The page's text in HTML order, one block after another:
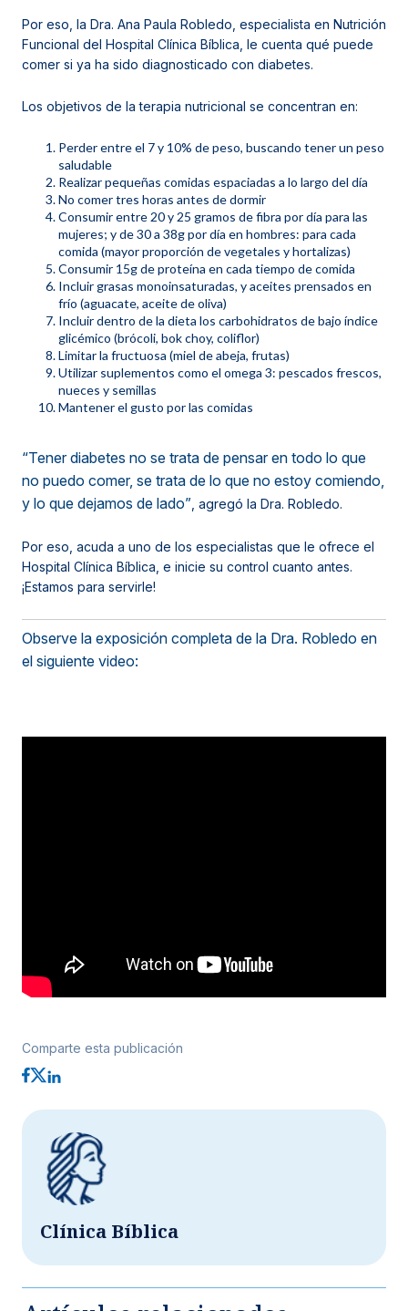
Por eso, la Dra. Ana Paula Robledo, especialista en Nutrición
Funcional del Hospital Clínica Bíblica, le cuenta qué puede
comer si ya ha sido diagnosticado con diabetes.
Los objetivos de la terapia nutricional se concentran en:
Perder entre el 7 y 10% de peso, buscando tener un peso
saludable
Realizar pequeñas comidas espaciadas a lo largo del día
No comer tres horas antes de dormir
Consumir entre 20 y 25 gramos de fibra por día para las
mujeres; y de 30 a 38g por día en hombres: para cada
comida (mayor proporción de vegetales y hortalizas)
Consumir 15g de proteína en cada tiempo de comida
Incluir grasas monoinsaturadas, y aceites prensados en
frío (aguacate, aceite de oliva)
Incluir dentro de la dieta los carbohidratos de bajo índice
glicémico (brócoli, bok choy, coliflor)
Limitar la fructuosa (miel de abeja, frutas)
Utilizar suplementos como el omega 3: pescados frescos,
nueces y semillas
Mantener el gusto por las comidas
“Tener diabetes no se trata de pensar en todo lo que
no puedo comer, se trata de lo que no estoy comiendo,
y lo que dejamos de lado” , agregó la Dra. Robledo.
Por eso, acuda a uno de los especialistas que le ofrece el
Hospital Clínica Bíblica, e inicie su control cuanto antes.
¡Estamos para servirle!
Observe la exposición completa de la Dra. Robledo en
el siguiente video:
Comparte esta publicación
Clínica Bíblica